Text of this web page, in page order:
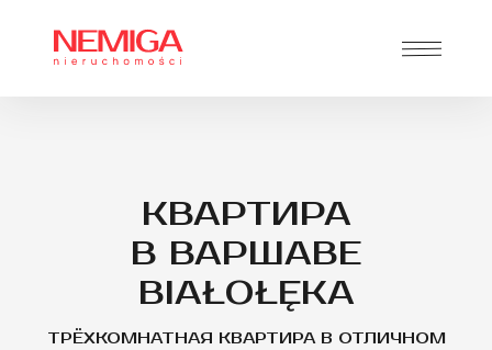
КВАРТИРА
В ВАРШАВЕ
BIAŁOŁĘKA
ТРЁХКОМНАТНАЯ КВАРТИРА В ОТЛИЧНОМ